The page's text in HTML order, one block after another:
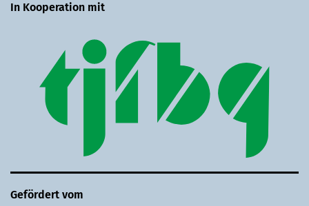
In Kooperation mit
Gefördert vom